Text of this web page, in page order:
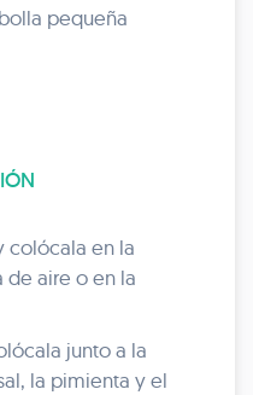
pequeña
colócala en la
aire o en la
junto a la
la pimienta y el